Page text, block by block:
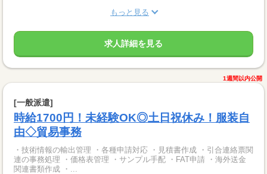
もっと見る
求人詳細を見る
1週間以内公開
[一般派遣]
時給1700円！未経験OK◎土日祝休み！服装自
由◇貿易事務
・技術情報の輸出管理 ・各種申請対応 ・見積書作成 ・引合連絡票関
連の事務処理 ・価格表管理 ・サンプル手配 ・FAT申請 ・海外送金
関連書類作成 ・...